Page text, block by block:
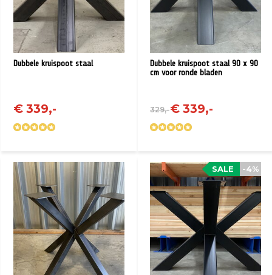
Dubbele kruispoot staal
€ 339,-
Dubbele kruispoot staal 90 x 90
cm voor ronde bladen
329,-€ 339,-
-4%
SALE